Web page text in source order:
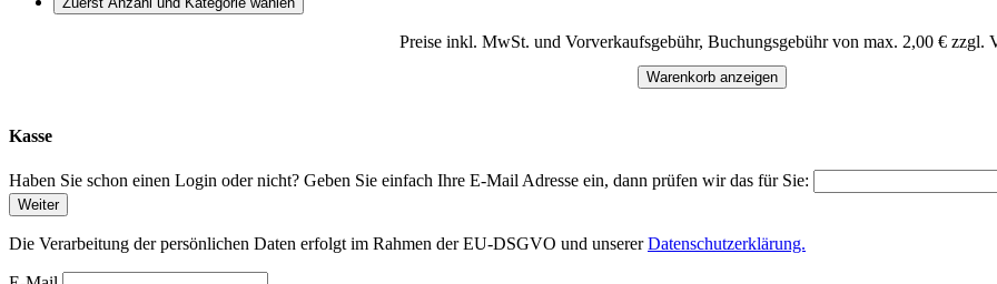
Preise inkl. MwSt. und Vorverkaufsgebühr, Buchungsgebühr von max. 2,00 € zzgl.
Warenkorb anzeigen
Kasse
Haben Sie schon einen Login oder nicht? Geben Sie einfach Ihre E-Mail Adresse ein, dann prüfen wir das für Sie:
Weiter
Die Verarbeitung der persönlichen Daten erfolgt im Rahmen der EU-DSGVO und unsererDatenschutzerklärung.